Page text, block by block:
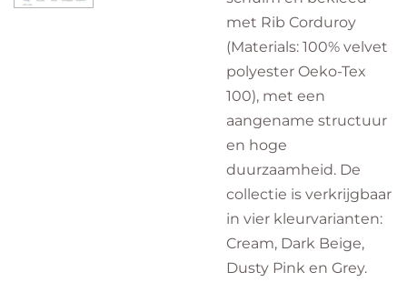
met Rib Corduroy
(Materials: 100% velvet
polyester Oeko-Tex
100), met een
aangename structuur
en hoge
duurzaamheid. De
collectie is verkrijgbaar
in vier kleurvarianten:
Cream, Dark Beige,
Dusty Pink en Grey.